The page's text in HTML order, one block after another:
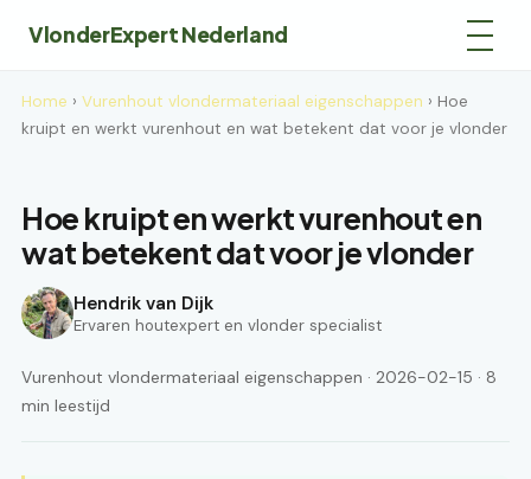
VlonderExpert Nederland
Home › Vurenhout vlondermateriaal eigenschappen › Hoe
kruipt en werkt vurenhout en wat betekent dat voor je vlonder
Hoe kruipt en werkt vurenhout en
wat betekent dat voor je vlonder
Hendrik van Dijk
Ervaren houtexpert en vlonder specialist
Vurenhout vlondermateriaal eigenschappen · 2026-02-15 · 8
min leestijd